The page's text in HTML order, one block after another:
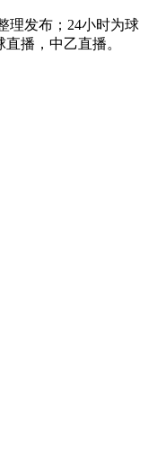
理发布；24小时为球
播，中乙直播。